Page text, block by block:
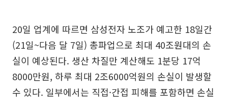
20일 업계에 따르면 삼성전자 노조가 예고한 18일간
(21일~다음 달 7일) 총파업으로 최대 40조원대의 손
실이 예상된다. 생산 차질만 계산해도 1분당 17억
8000만원, 하루 최대 2조6000억원의 손실이 발생할
수 있다. 일부에서는 직접·간접 피해를 포함하면 손실